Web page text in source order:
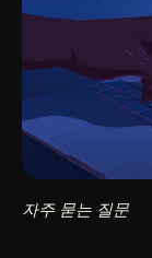
자주 묻는 질문